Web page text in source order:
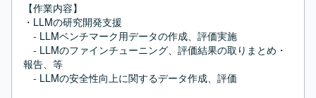
【作業内容】
・LLMの研究開発支援
- LLMベンチマーク用データの作成、評価実施
- LLMのファインチューニング、評価結果の取りまとめ・
報告、等
- LLMの安全性向上に関するデータ作成、評価